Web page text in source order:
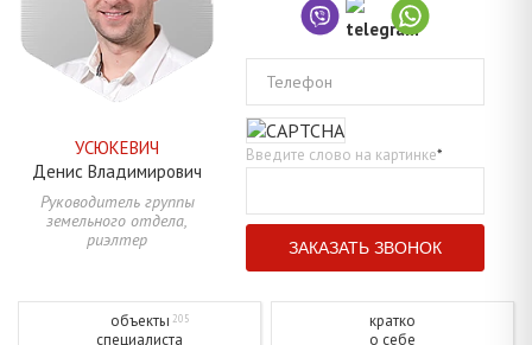
УСЮКЕВИЧ
Денис Владимирович
Руководитель группы
земельного отдела,
риэлтер
Телефон
Введите слово на картинке*
объекты 205
специалиста
кратко
о себе